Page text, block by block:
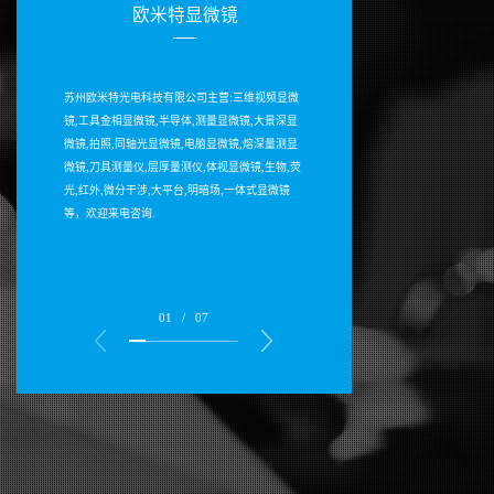
欧米特显微镜
苏州欧米特光电科技有限公司主营:三维视频显微
镜,工具金相显微镜,半导体,测量显微镜,大景深显
微镜,拍照,同轴光显微镜,电脑显微镜,熔深量测显
微镜,刀具测量仪,层厚量测仪,体视显微镜,生物,荧
光,红外,微分干涉,大平台,明暗场,一体式显微镜
等，欢迎来电咨询.
01 / 07